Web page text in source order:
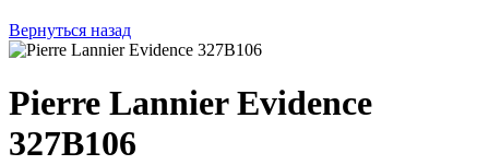
Вернуться назад
Pierre Lannier Evidence
327B106